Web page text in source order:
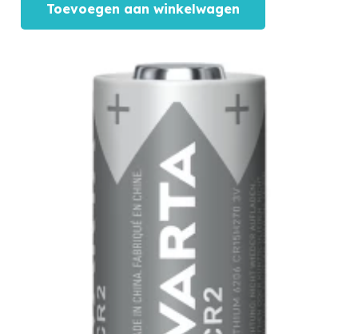
Toevoegen aan winkelwagen